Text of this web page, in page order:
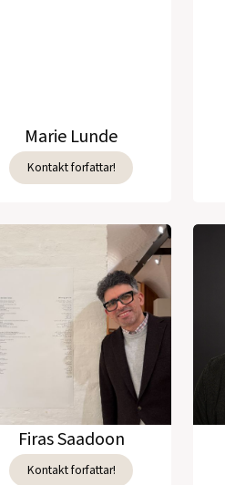
Marie Lunde
Kontakt forfattar!
Firas Saadoon
Kontakt forfattar!